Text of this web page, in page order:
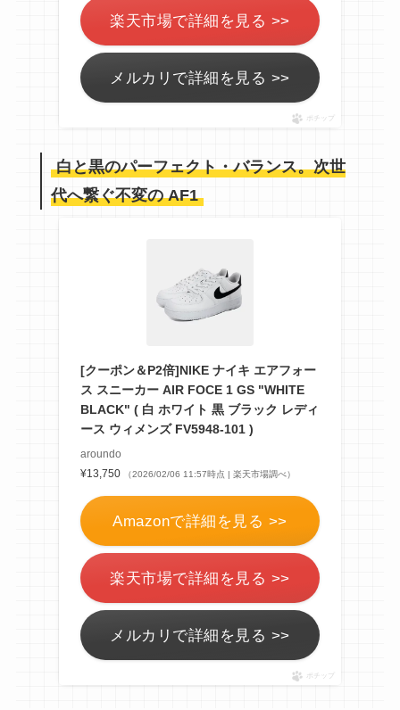
楽天市場で詳細を見る >>
メルカリで詳細を見る >>
ポチップ
白と黒のパーフェクト・バランス。次世
代へ繋ぐ不変の AF1
[クーポン＆P2倍]NIKE ナイキ エアフォー
ス スニーカー AIR FOCE 1 GS "WHITE
BLACK" ( 白 ホワイト 黒 ブラック レディ
ース ウィメンズ FV5948-101 )
aroundo
¥13,750
（2026/02/06 11:57時点 | 楽天市場調べ）
Amazonで詳細を見る >>
楽天市場で詳細を見る >>
メルカリで詳細を見る >>
ポチップ